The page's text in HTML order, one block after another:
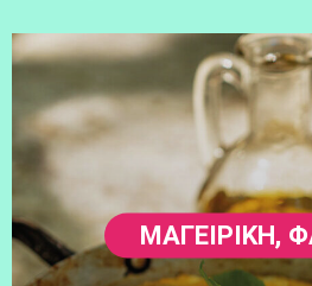
ΜΑΓΕΙΡΙΚΗ,